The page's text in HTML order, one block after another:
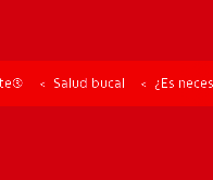
Salud bucal ¿Es